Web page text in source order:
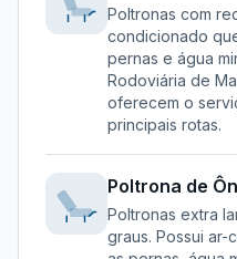
Poltronas com
condicionado
pernas e água
Rodoviária de
oferecem o
principais rotas.
Poltrona de
Poltronas extra
graus. Possui